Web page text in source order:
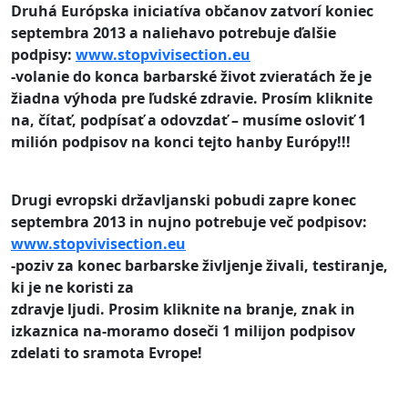
Druhá Európska iniciatíva občanov zatvorí koniec
septembra 2013a naliehavo potrebuje ďalšie
podpisy: www.stopvivisection.eu
-volanie do konca barbarské život zvieratách že je
žiadna výhoda pre ľudské zdravie. Prosím kliknite
na, čítať, podpísať a odovzdať – musíme osloviť 1
milión podpisov na konci tejto hanby Európy!!!
Drugi evropski državljanski pobudi zapre konec
septembra 2013 in nujno potrebuje več podpisov:
www.stopvivisection.eu
-poziv za konec barbarske življenje živali, testiranje,
ki je ne koristi za
zdravje ljudi. Prosim kliknite na branje, znak in
izkaznica na-moramo doseči 1 milijon podpisov
zdelati to sramota Evrope!